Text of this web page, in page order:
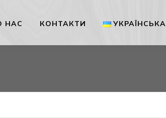
НАС КОНТАКТИ УКРАЇНСЬКА